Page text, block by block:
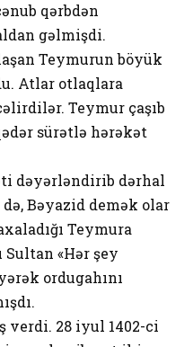
qərbdən
gəlmişdi.
Teymurun böyük
Atlar otlaqlara
Teymur çaşıb
sürətlə hərəkət
dəyərləndirib dərhal
Bəyazid demək olar
Teymura
«Hər şey
ordugahını
verdi. 28 iyul 1402-ci